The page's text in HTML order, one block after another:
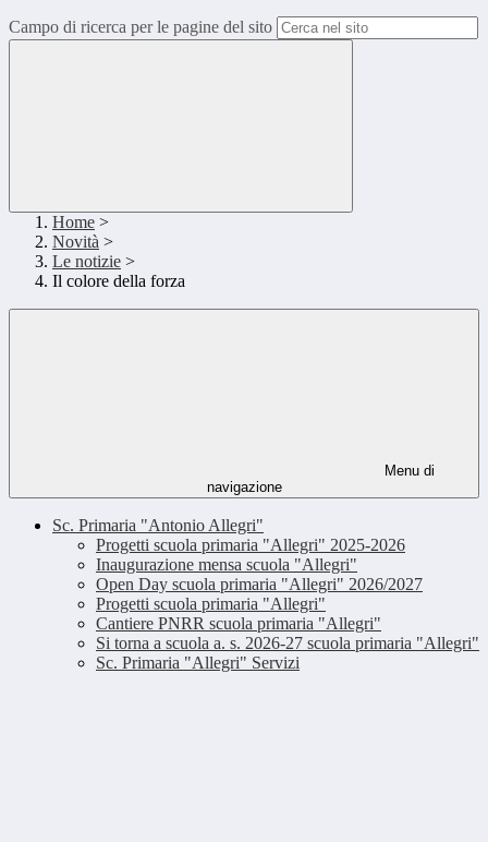
Campo di ricerca per le pagine del sito
Home >
Novità >
Le notizie >
Il colore della forza
Menu di
navigazione
Sc. Primaria "Antonio Allegri"
Progetti scuola primaria "Allegri" 2025-2026
Inaugurazione mensa scuola "Allegri"
Open Day scuola primaria "Allegri" 2026/2027
Progetti scuola primaria "Allegri"
Cantiere PNRR scuola primaria "Allegri"
Si torna a scuola a. s. 2026-27 scuola primaria "Allegri"
Sc. Primaria "Allegri" Servizi